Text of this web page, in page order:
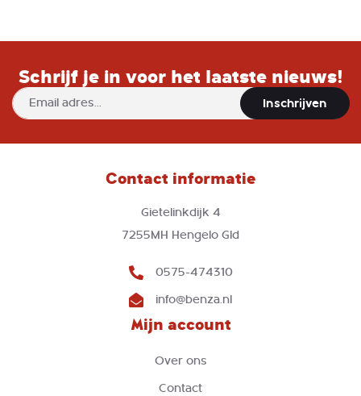
Schrijf je in voor het laatste nieuws!
Abonneer
u
onze
Inschrijven
Contact informatie
Gietelinkdijk 4
7255MH Hengelo Gld
0575-474310
info@benza.nl
Mijn account
Over ons
Contact